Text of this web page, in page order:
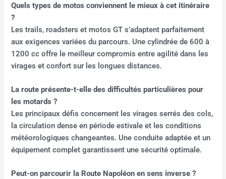
Quels types de motos conviennent le mieux à cet itinéraire
?
Les trails, roadsters et motos GT s’adaptent parfaitement
aux exigences variées du parcours. Une cylindrée de 600 à
1200 cc offre le meilleur compromis entre agilité dans les
virages et confort sur les longues distances.
La route présente-t-elle des difficultés particulières pour
les motards ?
Les principaux défis concernent les virages serrés des cols,
la circulation dense en période estivale et les conditions
météorologiques changeantes. Une conduite adaptée et un
équipement complet garantissent une sécurité optimale.
Peut-on parcourir la Route Napoléon en sens inverse ?